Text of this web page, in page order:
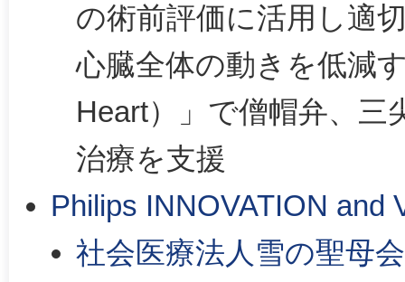
の術前評価に活用し適
心臓全体の動きを低減
Heart）」で僧帽弁、三
治療を支援
Philips INNOVATION and
社会医療法人雪の聖母